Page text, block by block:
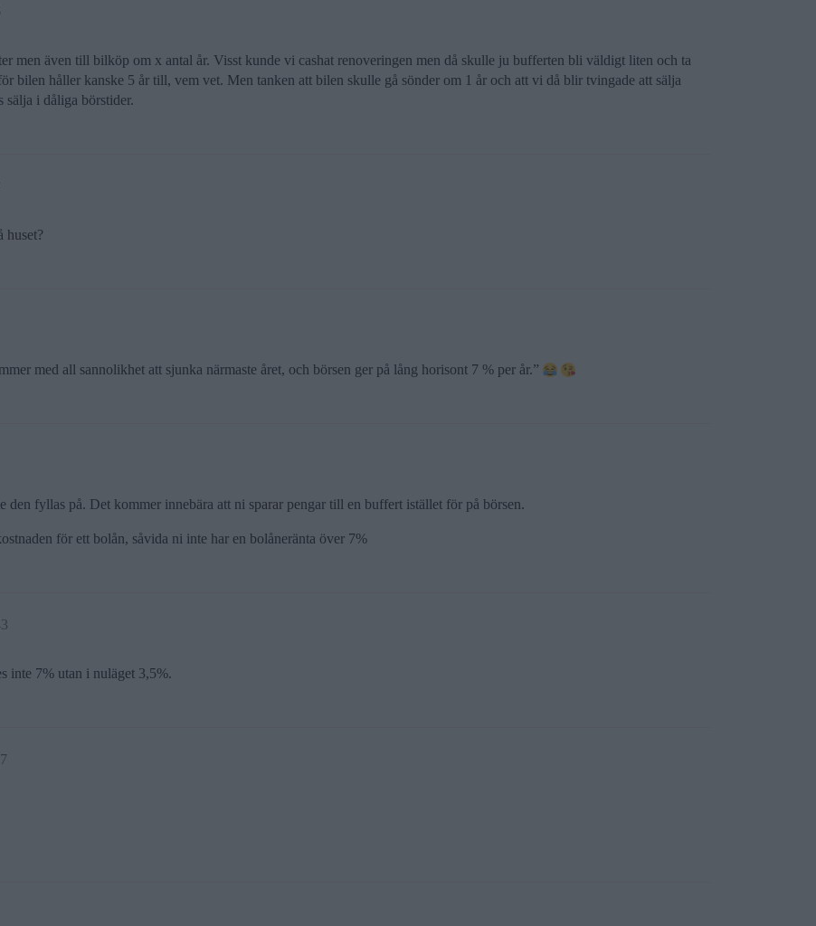
men även till bilköp om x antal år. Visst kunde vi cashat renoveringen men då skulle ju bufferten bli väldigt liten och ta
bilen håller kanske 5 år till, vem vet. Men tanken att bilen skulle gå sönder om 1 år och att vi då blir tvingade att sälja
sälja i dåliga börstider.
huset?
med all sannolikhet att sjunka närmaste året, och börsen ger på lång horisont 7 % per år.”
den fyllas på. Det kommer innebära att ni sparar pengar till en buffert istället för på börsen.
för ett bolån, såvida ni inte har en bolåneränta över 7%
inte 7% utan i nuläget 3,5%.